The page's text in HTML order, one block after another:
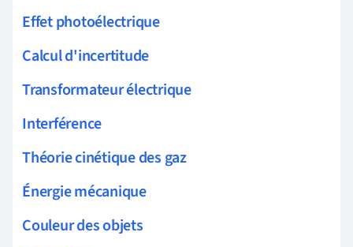
Effet photoélectrique
Calcul d'incertitude
Transformateur électrique
Interférence
Théorie cinétique des gaz
Énergie mécanique
Couleur des objets